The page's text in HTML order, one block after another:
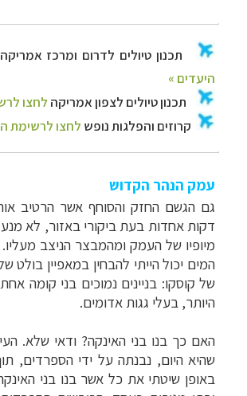
עמק הנהר הקדוש
גם הגשם החזק והסוחף אשר הרטיב
דקות אחדות בעת ביקורי באזור, לא
מיופיו של העמק ומהמבצר הניצב
המים יכול הייתי להבחין במאפיין בולט
של קוסקו: בניינים נמוכים בני קומה
היותר, בעלי גגות אדומים.
האם כך בנו בני האינקה? ודאי שלא.
שהיא היום, נבנתה על ידי הספרדים,
באופן שיטתי את כל אשר בנו בני